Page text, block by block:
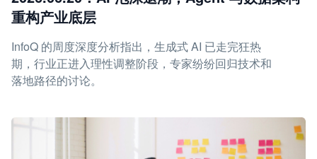
重构产业底层
InfoQ 的周度深度分析指出，生成式 AI 已走完狂热
期，行业正进入理性调整阶段，专家纷纷回归技术和
落地路径的讨论。